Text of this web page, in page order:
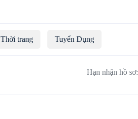
Thời trang Tuyển Dụng
Hạn nhận hồ sơ: